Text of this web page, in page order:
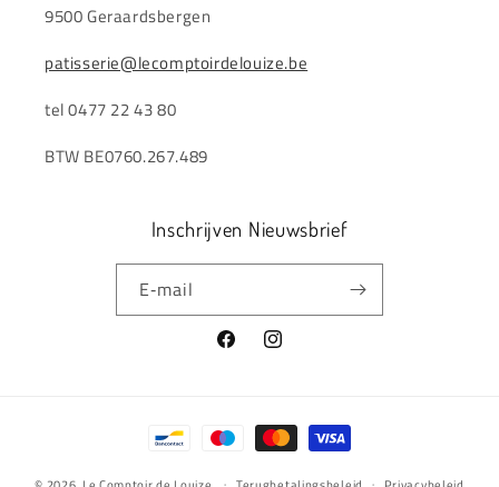
9500 Geraardsbergen
patisserie@lecomptoirdelouize.be
tel 0477 22 43 80
BTW BE0760.267.489
Inschrijven Nieuwsbrief
E‑mail
FacebookInstagram
Betaalmethoden